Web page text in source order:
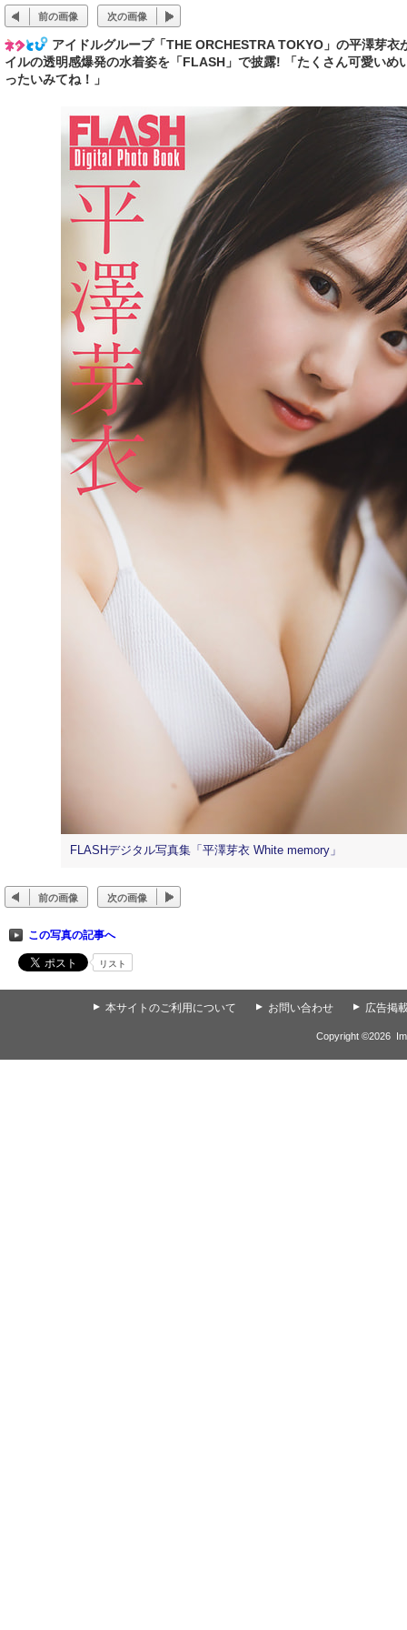
前の画像 次の画像
アイドルグループ「THE ORCHESTRA TOKYO」の平澤芽衣
イルの透明感爆発の水着姿を「FLASH」で披露! 「たくさん可愛いめ
ったいみてね！」
FLASHデジタル写真集「平澤芽衣 White memory」
前の画像 次の画像
この写真の記事へ
リスト
▲ 本サイトのご利用について ▲ お問い合わせ ▲ 広告掲
Copyright ©2026